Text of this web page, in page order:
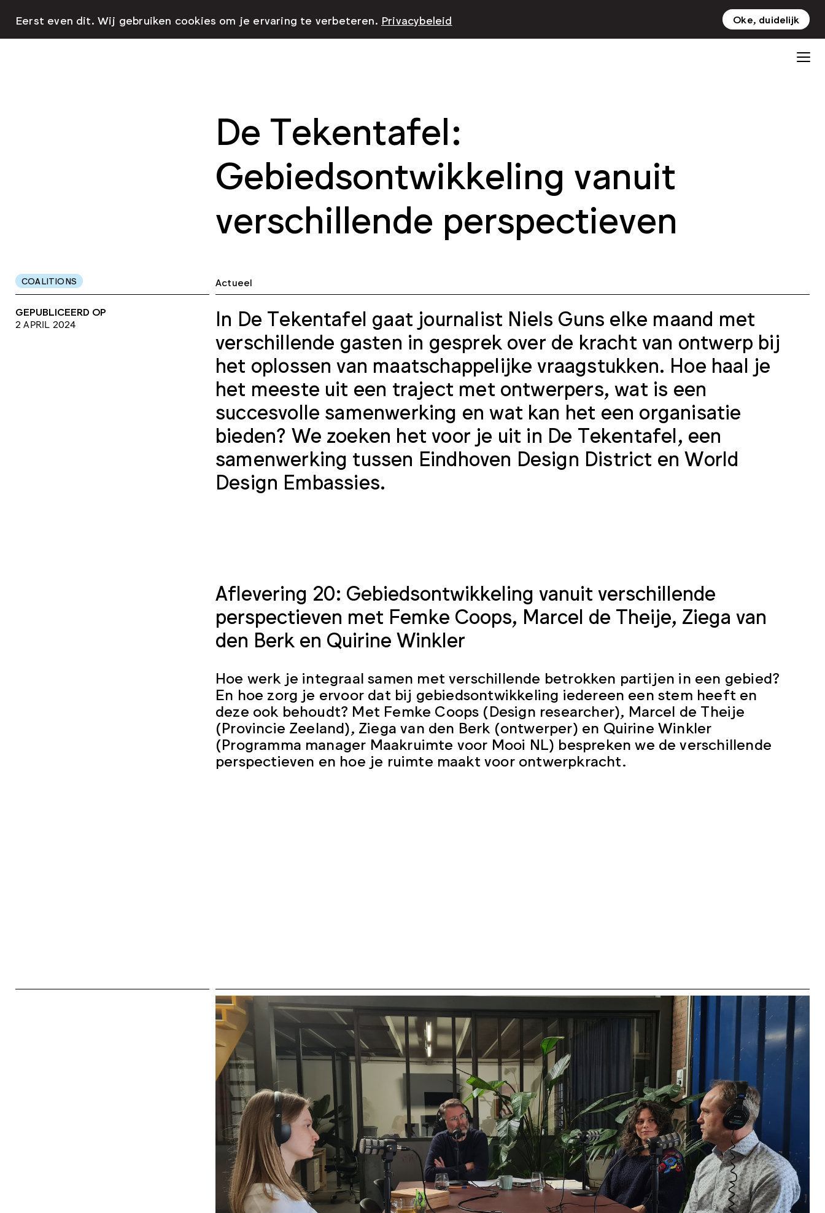
NL EN
De Tekentafel:
Gebiedsontwikkeling vanuit
verschillende perspectieven
COALITIONS
GEPUBLICEERD OP
2 APRIL 2024
Actueel
In De Tekentafel gaat journalist Niels Guns elke maand met
verschillende gasten in gesprek over de kracht van ontwerp bij
het oplossen van maatschappelijke vraagstukken. Hoe haal je
het meeste uit een traject met ontwerpers, wat is een
succesvolle samenwerking en wat kan het een organisatie
bieden? We zoeken het voor je uit in De Tekentafel, een
samenwerking tussen Eindhoven Design District en World
Design Embassies.
Aflevering 20: Gebiedsontwikkeling vanuit verschillende
perspectieven met Femke Coops, Marcel de Theije, Ziega van
den Berk en Quirine Winkler
Hoe werk je integraal samen met verschillende betrokken partijen in een gebied?
En hoe zorg je ervoor dat bij gebiedsontwikkeling iedereen een stem heeft en
deze ook behoudt? Met Femke Coops (Design researcher), Marcel de Theije
(Provincie Zeeland), Ziega van den Berk (ontwerper) en Quirine Winkler
(Programma manager Maakruimte voor Mooi NL) bespreken we de verschillende
perspectieven en hoe je ruimte maakt voor ontwerpkracht.
Eerst even dit. Wij gebruiken cookies om je ervaring te verbeteren. Privacybeleid Oke, duidelijk